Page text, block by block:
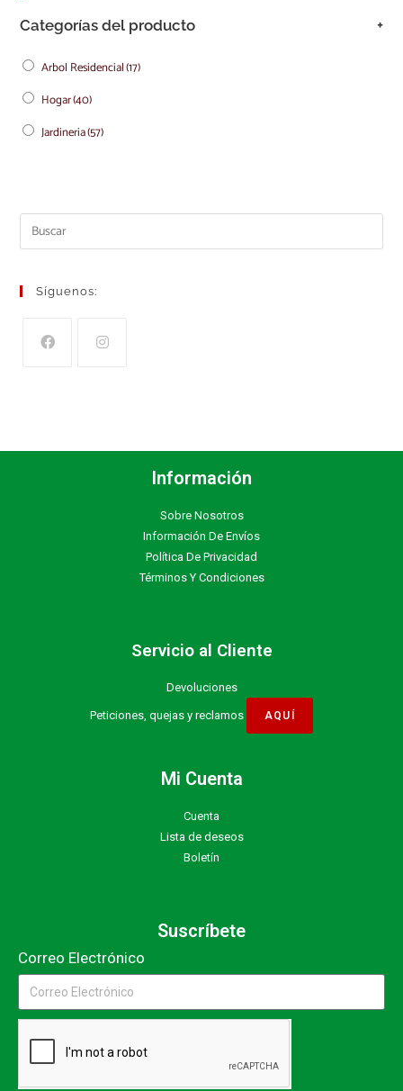
Categorías del producto +
Arbol Residencial(17)
Hogar(40)
Jardineria(57)
Síguenos:
Información
Sobre Nosotros
Información De Envíos
Política De Privacidad
Términos Y Condiciones
Servicio al Cliente
Devoluciones
Peticiones, quejas y reclamos
Mi Cuenta
Cuenta
Lista de deseos
Boletín
Suscríbete
Correo Electrónico